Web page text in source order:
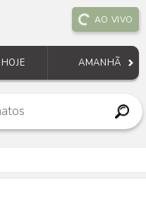
AO VIVO
AMANHÃ